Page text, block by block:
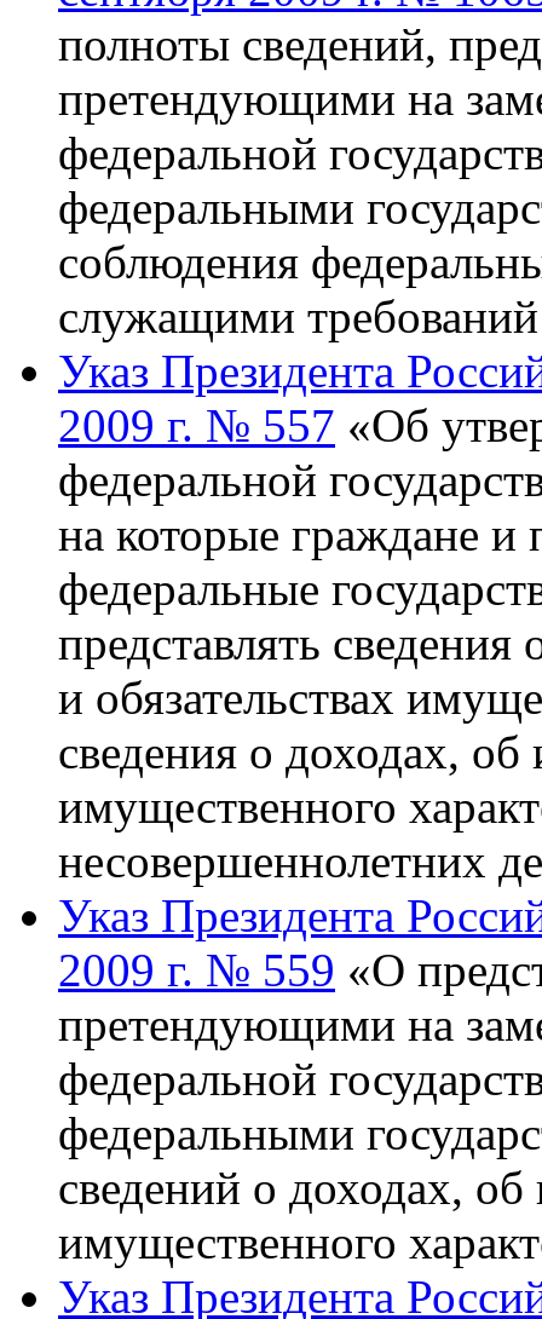
полноты сведений,
претендующими на
федеральной
федеральными
соблюдения
служащими
Указ Президента
2009 г. № 557 «Об
федеральной
на которые граждане
федеральные
представлять
и обязательствах
сведения о доходах, об
имущественного
несовершеннолетних
Указ Президента
2009 г. № 559 «О
претендующими на
федеральной
федеральными
сведений о доходах, об
имущественного
Указ Президента